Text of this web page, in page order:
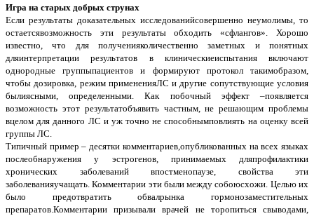
Игра на старых добрых струнах
Если результаты доказательных исследованийсовершенно неумолимы, то
остаетсявозможность эти результаты обходить «сфлангов». Хорошо
известно, что для полученияколичественно заметных и понятных
дляинтерпретации результатов в клиническиеиспытания включают
однородные группыпациентов и формируют протокол такимобразом,
чтобы дозировка, режим примененияЛС и другие сопутствующие условия
былиясными, определенными. Как побочный эффект –появляется
возможность этот результатобъявить частным, не решающим проблемы
вцелом для данного ЛС и уж точно не способнымповлиять на оценку всей
группы ЛС.
Типичный пример – десятки комментариев,опубликованных на всех языках
послеобнаружения у эстрогенов, принимаемых дляпрофилактики
хронических заболеваний впостменопаузе, свойства эти
заболеванияучащать. Комментарии эти были между собоюсхожи. Целью их
было предотвратить обвалрынка гормонозаместительных
препаратов.Комментарии призывали врачей не торопиться свыводами,